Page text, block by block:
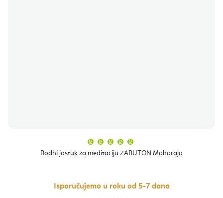
Bodhi jastuk za meditaciju ZABUTON Maharaja
proizvoda
je
zvjezdica.
Isporučujemo u roku od 5-7 dana